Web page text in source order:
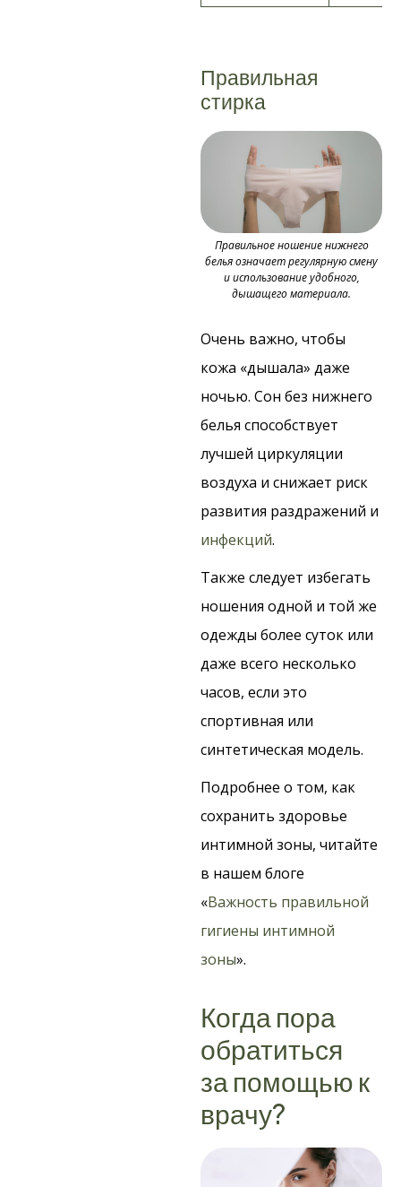
Правильная
стирка
Правильное ношение нижнего
белья означает регулярную смену
и использование удобного,
дышащего материала.
Очень важно, чтобы
кожа «дышала» даже
ночью. Сон без нижнего
белья способствует
лучшей циркуляции
воздуха и снижает риск
развития раздражений и
инфекций.
Также следует избегать
ношения одной и той же
одежды более суток или
даже всего несколько
часов, если это
спортивная или
синтетическая модель.
Подробнее о том, как
сохранить здоровье
интимной зоны, читайте
в нашем блоге
«Важность правильной
гигиены интимной
зоны».
Когда пора
обратиться
за помощью к
врачу?